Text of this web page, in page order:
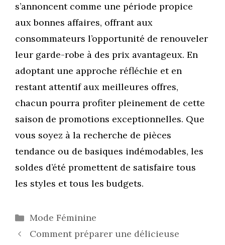
s’annoncent comme une période propice
aux bonnes affaires, offrant aux
consommateurs l’opportunité de renouveler
leur garde-robe à des prix avantageux. En
adoptant une approche réfléchie et en
restant attentif aux meilleures offres,
chacun pourra profiter pleinement de cette
saison de promotions exceptionnelles. Que
vous soyez à la recherche de pièces
tendance ou de basiques indémodables, les
soldes d’été promettent de satisfaire tous
les styles et tous les budgets.
Catégories
Mode Féminine
Comment préparer une délicieuse